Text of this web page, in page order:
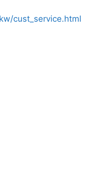
cust_service.html